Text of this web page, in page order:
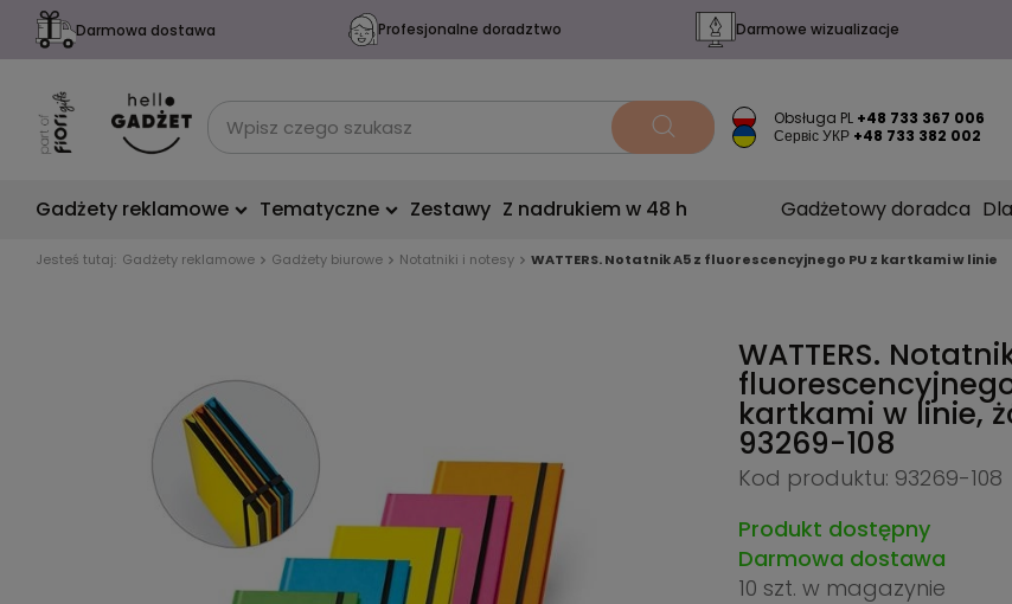
Darmowa dostawa Profesjonalne doradztwo Darmowe wizualizacje
Obsługa PL +48 733 367 006
Сервіс УКР +48 733 382 002
Gadżety reklamowe Tematyczne Zestawy Z nadrukiem w 48 h Gadżetowy doradca
Jesteś tutaj: Gadżety reklamowe Gadżety biurowe Notatniki i notesy WATTERS. Notatnik A5 z fluorescencyjnego PU z kartkami w linie
WATTERS.
kartkami w linie,
93269-108
Kod produktu: 93269-108
Produkt dostępny
Darmowa dostawa
10 szt. w magazynie